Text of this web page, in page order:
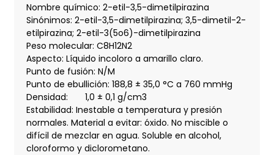
Nombre químico: 2-etil-3,5-dimetilpirazina
Sinónimos: 2-etil-3,5-dimetilpirazina; 3,5-dimetil-2-
etilpirazina; 2-etil-3(5o6)-dimetilpirazina
Peso molecular: C8H12N2
Aspecto: Líquido incoloro a amarillo claro.
Punto de fusión: N/M
Punto de ebullición: 188,8 ± 35,0 °C a 760 mmHg
Densidad:
1,0 ± 0,1 g/cm3
Estabilidad: Inestable a temperatura y presión
normales. Material a evitar: óxido. No miscible o
difícil de mezclar en agua. Soluble en alcohol,
cloroformo y diclorometano.